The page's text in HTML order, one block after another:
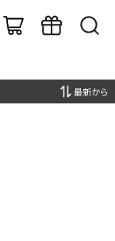
最新から